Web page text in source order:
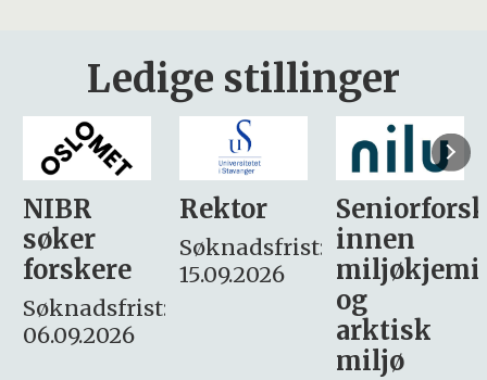
Ledige stillinger
Rektor
Søknadsfrist:
15.09.2026
Seniorforsker
innen
miljøkjemi
søker
– fast
Søknadsfrist:
16. august.